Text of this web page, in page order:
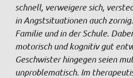
schnell, verweigere sich,
in Angstsituationen auch
Familie und in der Schule.
motorisch und kognitiv gut
Geschwister hingegen seien
unproblematisch. Im